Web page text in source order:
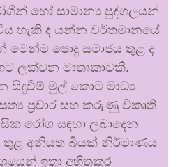
හෝ සාමාන්‍ය පුද්ගලයන්
හැකි ද යන්න වර්තමානයේ
පොදු සමාජය තුළ ද
ලක්වන මාතෘකාවකි.
සිදුවීම් මුල් කොට මාධ්‍ය
ප්‍රචාර සහ කරුණු විකෘති
රෝග සඳහා ලබාදෙන
තුළ අනියත බියක් නිර්මාණය
ඉතා අහිතකර